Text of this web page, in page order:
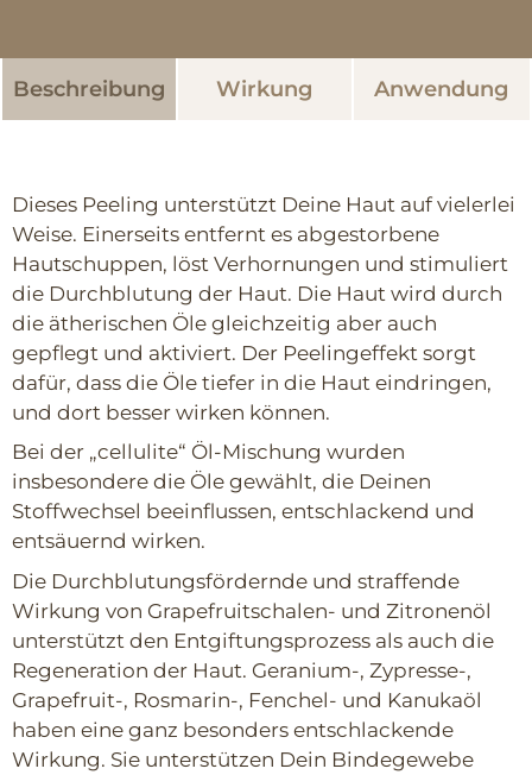
Beschreibung Wirkung Anwendung
Dieses Peeling unterstützt Deine Haut auf vielerlei
Weise. Einerseits entfernt es abgestorbene
Hautschuppen, löst Verhornungen und stimuliert
die Durchblutung der Haut. Die Haut wird durch
die ätherischen Öle gleichzeitig aber auch
gepflegt und aktiviert. Der Peelingeffekt sorgt
dafür, dass die Öle tiefer in die Haut eindringen,
und dort besser wirken können.
Bei der „cellulite“ Öl-Mischung wurden
insbesondere die Öle gewählt, die Deinen
Stoffwechsel beeinflussen, entschlackend und
entsäuernd wirken.
Die Durchblutungsfördernde und straffende
Wirkung von Grapefruitschalen- und Zitronenöl
unterstützt den Entgiftungsprozess als auch die
Regeneration der Haut. Geranium-, Zypresse-,
Grapefruit-, Rosmarin-, Fenchel- und Kanukaöl
haben eine ganz besonders entschlackende
Wirkung. Sie unterstützen Dein Bindegewebe